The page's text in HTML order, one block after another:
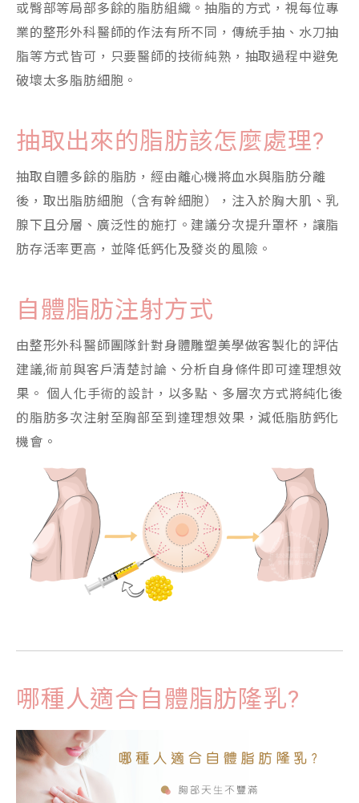
或臀部等局部多餘的脂肪組織。抽脂的方式，視每位專
業的整形外科醫師的作法有所不同，傳統手抽、水刀抽
脂等方式皆可，只要醫師的技術純熟，抽取過程中避免
破壞太多脂肪細胞。
抽取出來的脂肪該怎麼處理?
抽取自體多餘的脂肪，經由離心機將血水與脂肪分離
後，取出脂肪細胞（含有幹細胞），注入於胸大肌、乳
腺下且分層、廣泛性的施打。建議分次提升罩杯，讓脂
肪存活率更高，並降低鈣化及發炎的風險。
自體脂肪注射方式
由整形外科醫師團隊針對身體雕塑美學做客製化的評估
建議,術前與客戶清楚討論、分析自身條件即可達理想效
果。 個人化手術的設計，以多點、多層次方式將純化後
的脂肪多次注射至胸部至到達理想效果，減低脂肪鈣化
機會。
哪種人適合自體脂肪隆乳?